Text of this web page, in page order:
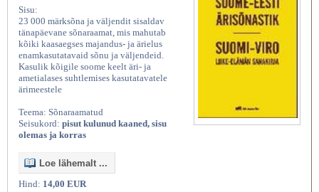
Sisu:
23 000 märksõna ja väljendit sisaldav
tänapäevane sõnaraamat, mis mahutab
kõiki kaasaegses majandus- ja ärielus
enamkasutatavaid sõnu ja väljendeid.
Kasulik kõigile soome keelt äri- ja
ametialases suhtlemises kasutatavatele
ärimeestele
Teema: Sõnaraamatud
Seisukord: pisut kulunud kaaned, sisu
olemas ja korras
Loe lähemalt ...
Hind: 14,00 EUR